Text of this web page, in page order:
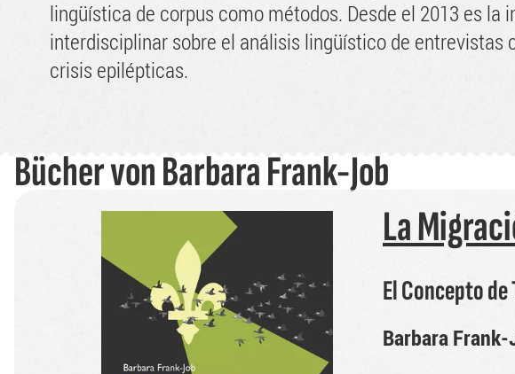
lingüística de corpus como métodos. Desde el 2013 es la
interdisciplinar sobre el análisis lingüístico de entrevistas
crisis epilépticas.
Bücher vonBarbara Frank-Job
La
El Concepto
Barbara